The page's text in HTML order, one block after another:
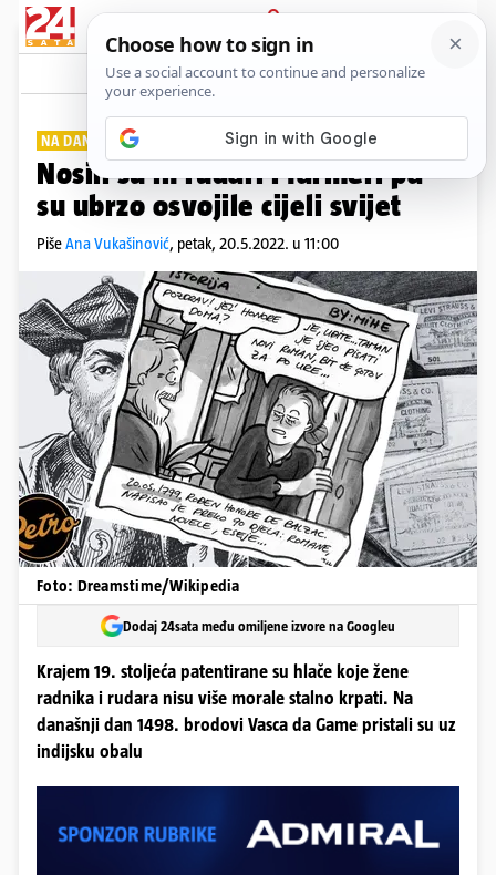
PRIJAVA
Lifestyle Komentari
NA DANAŠNJI DAN
Nosili su ih rudari i farmeri pa
su ubrzo osvojile cijeli svijet
PišeAna Vukašinović, petak, 20.5.2022. u 11:00
Foto: Dreamstime/Wikipedia
Dodaj 24sata među omiljene izvore na Googleu
Krajem 19. stoljeća patentirane su hlače koje žene
radnika i rudara nisu više morale stalno krpati. Na
današnji dan 1498. brodovi Vasca da Game pristali su uz
indijsku obalu